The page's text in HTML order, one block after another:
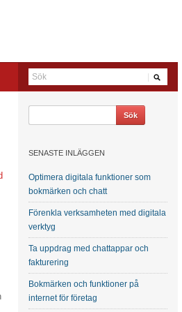
SENASTE INLÄGGEN
Optimera digitala funktioner som
bokmärken och chatt
Förenkla verksamheten med digitala
verktyg
Ta uppdrag med chattappar och
fakturering
Bokmärken och funktioner på
internet för företag